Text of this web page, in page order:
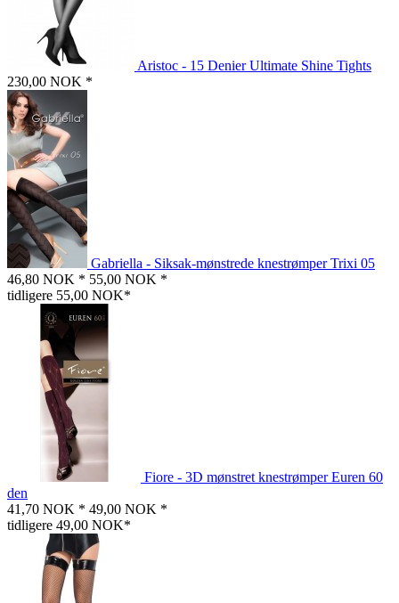
Aristoc - 15 Denier Ultimate Shine Tights
230,00 NOK *
Gabriella - Siksak-mønstrede knestrømper Trixi 05
46,80 NOK * 55,00 NOK *
tidligere 55,00 NOK*
Fiore - 3D mønstret knestrømper Euren 60
den
41,70 NOK * 49,00 NOK *
tidligere 49,00 NOK*